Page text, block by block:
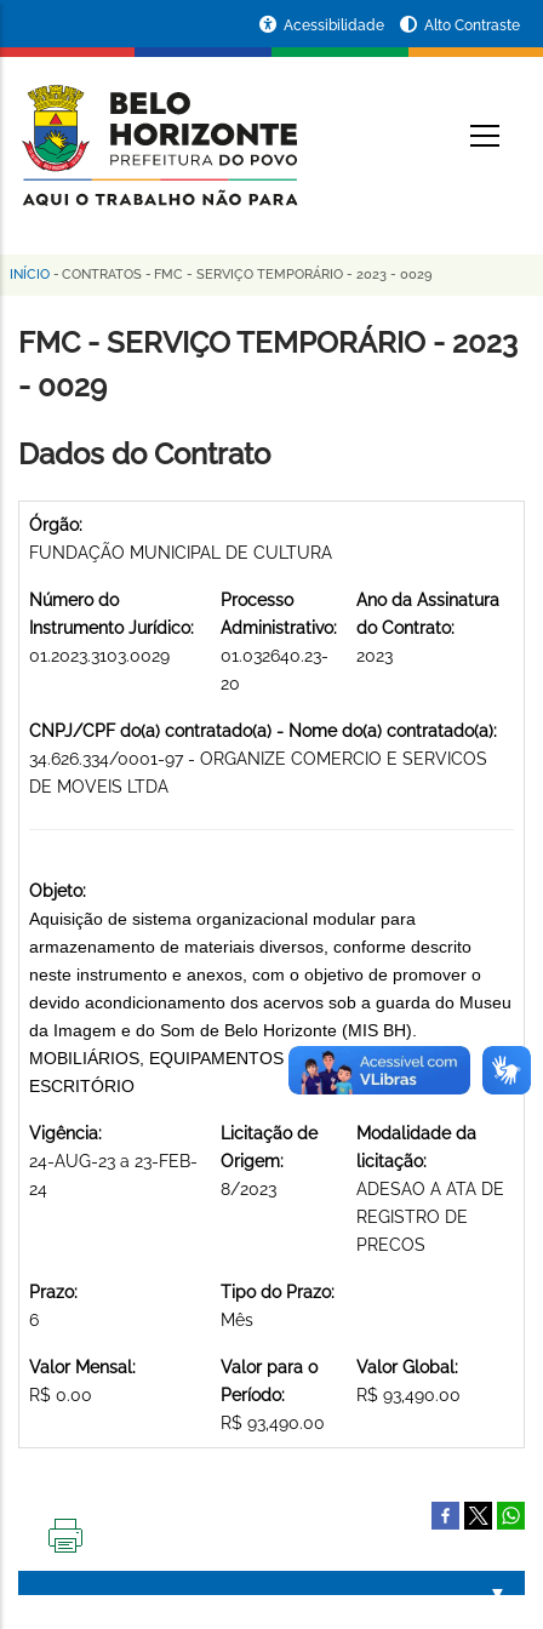
conteúdo
principal
da
Prefeitura
de
Horizonte
Acessibilidade Alto Contraste
Trilha
de
navegação
INÍCIO - CONTRATOS - FMC - SERVIÇO TEMPORÁRIO - 2023 - 0029
FMC - SERVIÇO TEMPORÁRIO - 2023
- 0029
Dados do Contrato
Órgão:
FUNDAÇÃO MUNICIPAL DE CULTURA
Número do
Instrumento Jurídico:
01.2023.3103.0029
Processo
Administrativo:
01.032640.23-
20
Ano da Assinatura
do Contrato:
2023
CNPJ/CPF do(a) contratado(a) - Nome do(a) contratado(a):
34.626.334/0001-97 - ORGANIZE COMERCIO E SERVICOS
DE MOVEIS LTDA
Objeto:
Aquisição de sistema organizacional modular para
armazenamento de materiais diversos, conforme descrito
neste instrumento e anexos, com o objetivo de promover o
devido acondicionamento dos acervos sob a guarda do Museu
da Imagem e do Som de Belo Horizonte (MIS BH).
MOBILIÁRIOS, EQUIPAMENTOS E UTENSÍLIOS DE
ESCRITÓRIO
Vigência:
24-AUG-23 a 23-FEB-
24
Licitação de
Origem:
8/2023
Modalidade da
licitação:
ADESAO A ATA DE
REGISTRO DE
PRECOS
Prazo:
6
Tipo do Prazo:
Mês
Valor Mensal:
R$ 0.00
Valor para o
Período:
R$ 93,490.00
Valor Global:
R$ 93,490.00
PÁGINA